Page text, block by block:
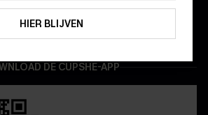
retourneren via de app
DE CUPSHE-APP
HIER BLIJVEN
ABONNEREN